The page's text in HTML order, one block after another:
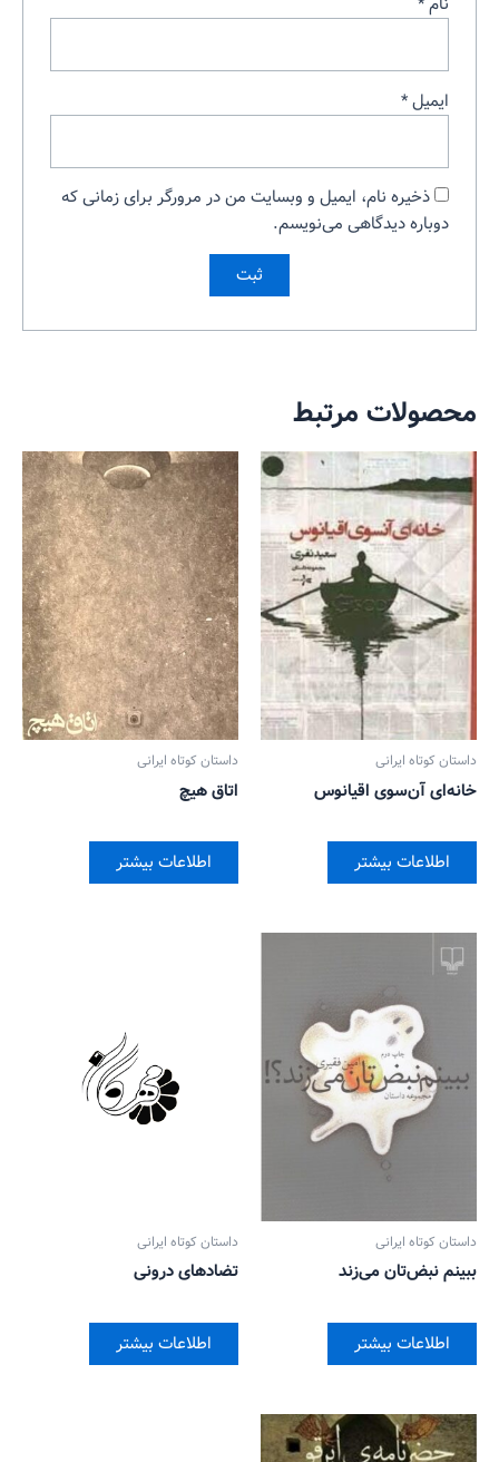
ایمیل*
ذخیره نام، ایمیل و وبسایت من در مرورگر برای زمانی که
دوباره دیدگاهی می‌نویسم.
محصولات مرتبط
داستان کوتاه ایرانی
خانه‌ای آن‌سوی اقیانوس
اطلاعات بیشتر
داستان کوتاه ایرانی
اتاق هیچ
اطلاعات بیشتر
داستان کوتاه ایرانی
ببینم نبض‌تان می‌زند
اطلاعات بیشتر
داستان کوتاه ایرانی
تضاد‌های درونی
اطلاعات بیشتر